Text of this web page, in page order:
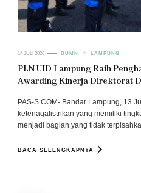
14 JULI 2026 BUMN LAMPUNG
PLN UID Lampung Raih
Awarding Kinerja Direktorat
PAS-S.COM- Bandar Lampung, 13
ketenagalistrikan yang memiliki
menjadi bagian yang tidak
BACA SELENGKAPNYA